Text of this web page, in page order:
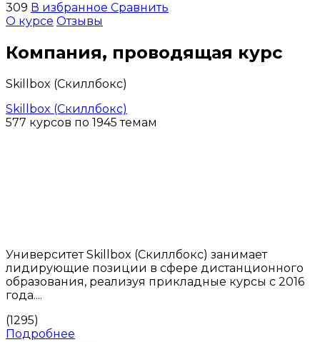
309 В избранное Сравнить
О курсе Отзывы
Компания, проводящая курс
Skillbox (Скиллбокс)
Skillbox (Скиллбокс)
577 курсов по 1945 темам
Университет Skillbox (Скиллбокс) занимает
лидирующие позиции в сфере дистанционного
образования, реализуя прикладные курсы с 2016
года....
(1295)
Подробнее